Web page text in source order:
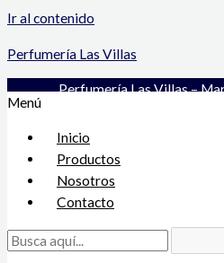
Ir al contenido
Perfumería Las Villas
Perfumería Las Villas –
Menú
Inicio
Productos
Nosotros
Contacto